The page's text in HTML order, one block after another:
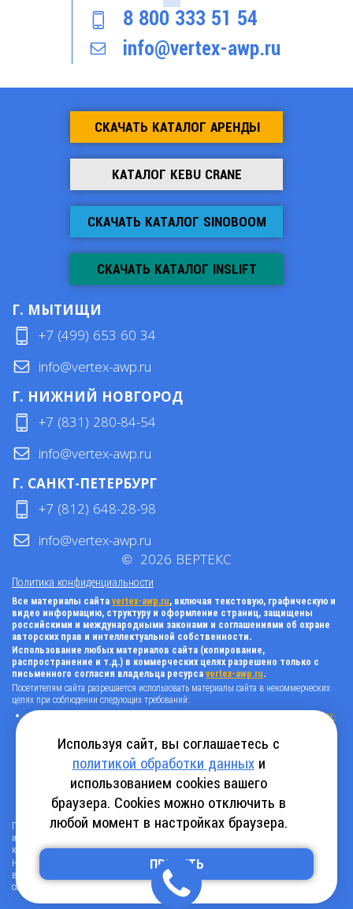
8 800 333 51 54
info@vertex-awp.ru
СКАЧАТЬ КАТАЛОГ АРЕНДЫ
КАТАЛОГ KEBU CRANE
СКАЧАТЬ КАТАЛОГ SINOBOOM
СКАЧАТЬ КАТАЛОГ INSLIFT
Г. МЫТИЩИ
+7 (499) 653 60 34
info@vertex-awp.ru
Г. НИЖНИЙ НОВГОРОД
+7 (831) 280-84-54
info@vertex-awp.ru
Г. САНКТ-ПЕТЕРБУРГ
+7 (812) 648-28-98
info@vertex-awp.ru
Политика конфиденциальности
© 2026 ВЕРТЕКС
Все материалы сайта vertex-awp.ru, включая текстовую, графическую и
видео информацию, структуру и оформление страниц, защищены
российскими и международными законами и соглашениями об охране
авторских прав и интеллектуальной собственности.
Использование любых материалов сайта (копирование,
распространение и т.д.) в коммерческих целях разрешено только с
письменного согласия владельца ресурса vertex-awp.ru.
Посетителям сайта разрешается использовать материалы сайта в некоммерческих
целях при соблюдении следующих требований:
поставить прямую активную гиперссылку на оригинал в виде: «источник
vertex-
системами, т.е. запрещено применять «noindex», «nofollow» и любые другие
способы, нельзя использовать редирект в ссылках;
все ссылки, имеющиеся в тексте материала, должны оставаться в неизменном
виде и быть прямыми и активными;
в случае регулярного использования материалов сайтаvertex-awp.ru
активная ссылка на ресурс должна быть размещена на главной странице вашего
сайта (в любом видимом месте).
Посетителям сайта разрешается копировать/скачивать только следующую
информацию: бланки, анкеты, каталоги, промокоды на скидки, адреса офисов,
контактные телефоны и контактную информацию.
Нарушение вышеуказанных положений является нарушением авторских прав и
влечет наступление гражданской, административной и уголовной ответственности в
соответствии с действующим законодательством.
Используя сайт, вы соглашаетесь с
политикой обработки данныхи
использованием cookies вашего
браузера. Cookies можно отключить в
любой момент в настройках браузера.
ПРИНЯТЬ